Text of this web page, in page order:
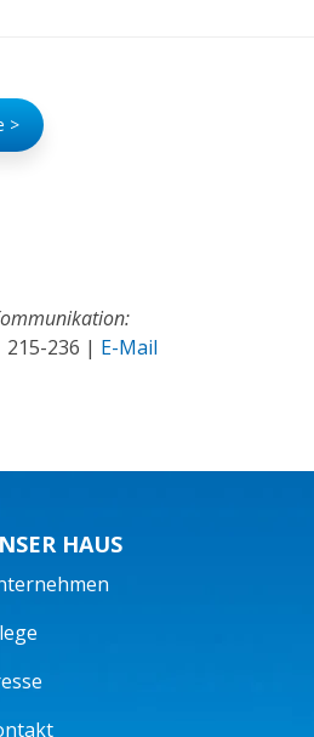
>
215-236 | E-Mail
HAUS